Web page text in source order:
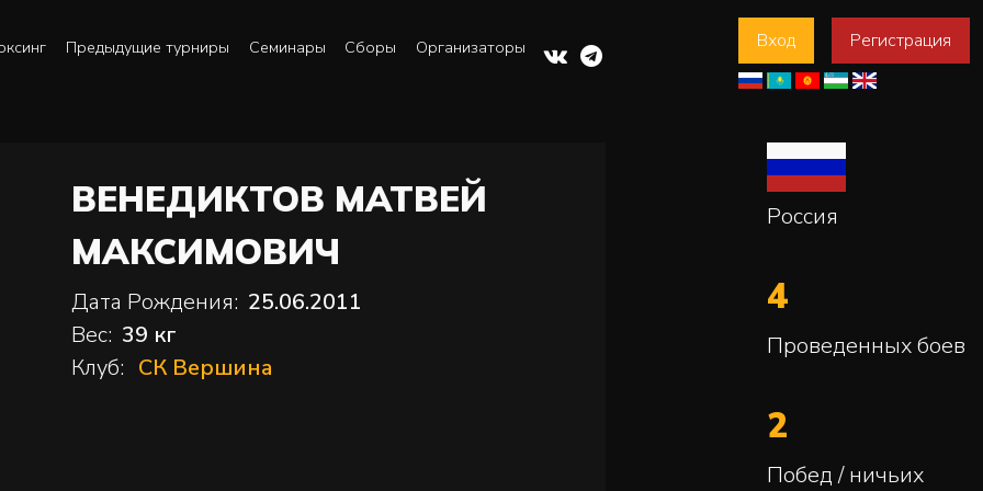
Предыдущие турниры Семинары Сборы Организаторы Вход Регистрация
ВЕНЕДИКТОВ МАТВЕЙ
МАКСИМОВИЧ
Дата Рождения: 25.06.2011
Вес: 39 кг
Клуб: СК Вершина
Россия
4
Проведенных боев
2
Побед / ничьих